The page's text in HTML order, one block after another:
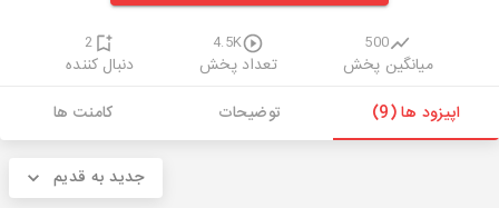
500
میانگین پخش
4.5K
تعداد پخش
2
دنبال کننده
اپیزود ها (9)
توضیحات کامنت ها
جدید به قدیم